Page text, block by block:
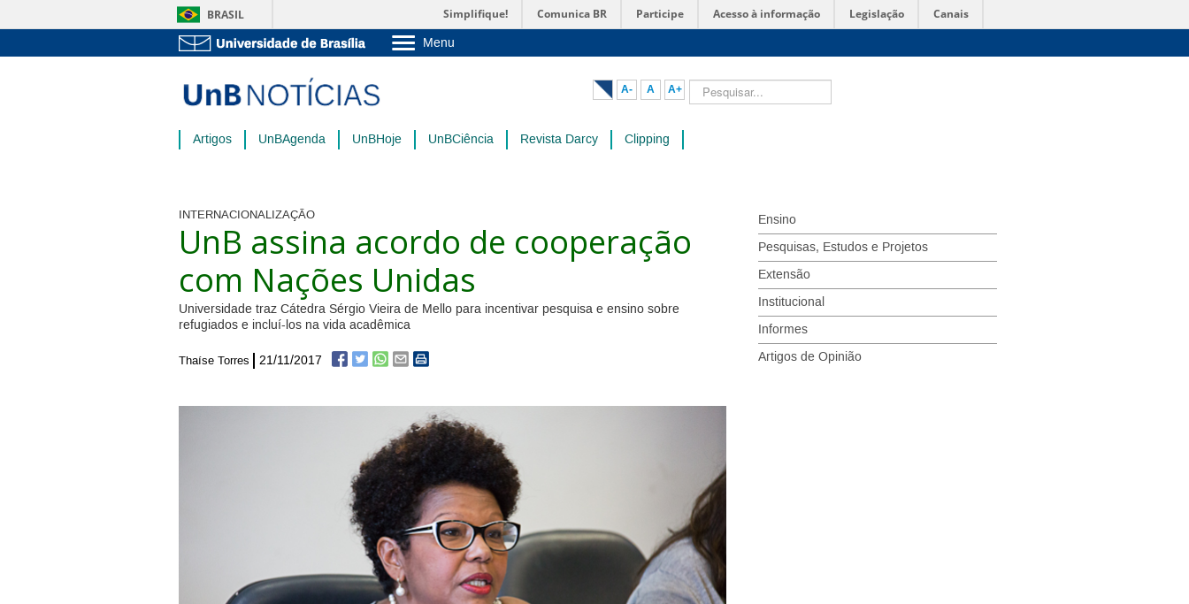
BRASIL Simplifique! Comunica BR Participe Acesso à informação Legislação Canais
Menu
Pós-Graduação
Administração
A- A A+ Pesquisar...
Artigos UnBAgenda UnBHoje UnBCiência Revista Darcy Clipping
INTERNACIONALIZAÇÃO
UnB assina acordo de cooperação
com Nações Unidas
Universidade traz Cátedra Sérgio Vieira de Mello para incentivar pesquisa e ensino sobre
refugiados e incluí-los na vida acadêmica
Thaíse Torres 21/11/2017
Ensino
Pesquisas, Estudos e Projetos
Extensão
Institucional
Informes
Artigos de Opinião